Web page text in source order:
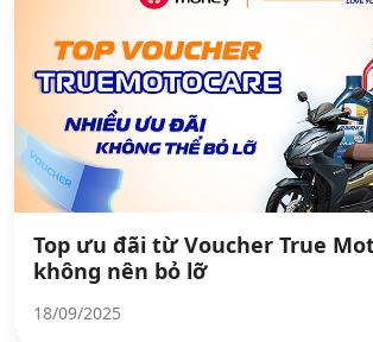
Top ưu đãi từ Voucher True
không nên bỏ lỡ
18/09/2025